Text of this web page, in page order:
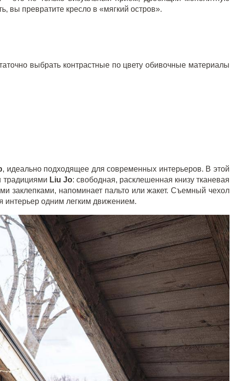
вы превратите кресло в «мягкий остров».
выбрать контрастные по цвету обивочные материалы
, идеально подходящее для современных интерьеров. В этой
традициями Liu Jo: свободная, расклешенная книзу тканевая
заклепками, напоминает пальто или жакет. Съемный чехол
интерьер одним легким движением.